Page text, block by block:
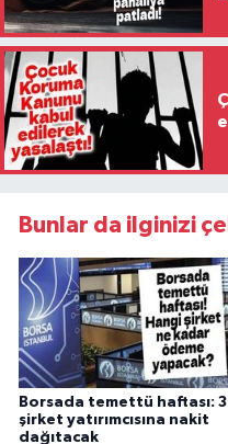
Bunlar da ilginizi
Borsada temettü haftası: 3
şirket yatırımcısına nakit
dağıtacak